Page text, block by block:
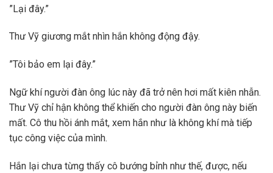
”Lại đây.”
Thư Vỹ giương mắt nhìn hắn không động đậy.
”Tôi bảo em lại đây.”
Ngữ khí người đàn ông lúc này đã trở nên hơi mất kiên nhẫn.
Thư Vỹ chỉ hận không thể khiến cho người đàn ông này biến
mất. Cô thu hồi ánh mắt, xem hắn như là không khí mà tiếp
tục công việc của mình.
Hắn lại chưa từng thấy cô bướng bỉnh như thế, được, nếu